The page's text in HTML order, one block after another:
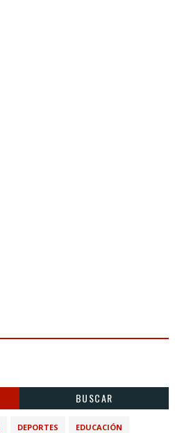
BUSCAR
DEPORTES EDUCACIÓN